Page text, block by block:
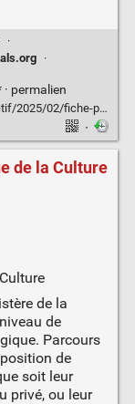
·
·
permalien
sur-les-mobilites-durables/
·
de la Culture
de la
de
Parcours
de
soit leur
privé, ou leur